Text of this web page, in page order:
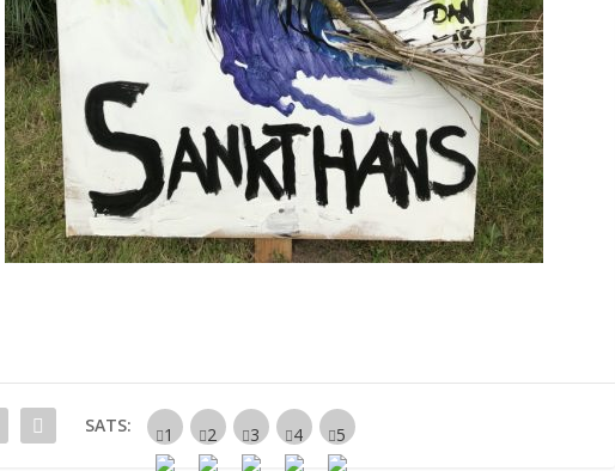
SATS: